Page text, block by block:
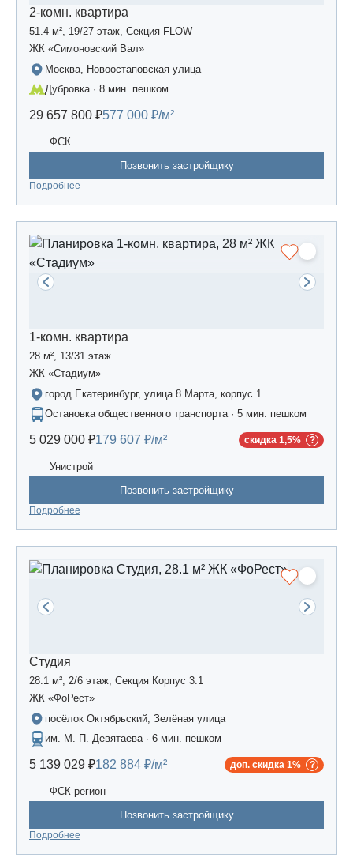
2-комн. квартира
51.4 м², 19/27 этаж, Секция FLOW
ЖК «Симоновский Вал»
Москва, Новоостаповская улица
Дубровка · 8 мин. пешком
29 657 800 ₽577 000 ₽/м²
ФСК
Позвонить застройщику
Подробнее
1-комн. квартира
28 м², 13/31 этаж
ЖК «Стадиум»
город Екатеринбург, улица 8 Марта, корпус 1
Остановка общественного транспорта · 5 мин. пешком
5 029 000 ₽179 607 ₽/м² скидка 1,5%
Унистрой
Позвонить застройщику
Подробнее
Студия
28.1 м², 2/6 этаж, Секция Корпус 3.1
ЖК «ФоРест»
посёлок Октябрьский, Зелёная улица
им. М. П. Девятаева · 6 мин. пешком
5 139 029 ₽182 884 ₽/м² доп. скидка 1%
ФСК-регион
Позвонить застройщику
Подробнее